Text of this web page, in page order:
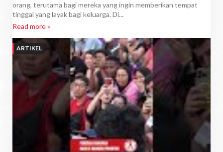
orang, terutama bagi mereka yang ingin memberikan tempat
tinggal yang layak bagi keluarga. Di...
Read more »
ARTIKEL